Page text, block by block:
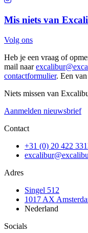
Mis niets van
Volg ons
Heb je een vraag of
mail naar
contactformulier. Een
Niets missen van
Aanmelden nieuwsbrief
Contact
+31 (0) 20 422
Adres
Singel 512
1017 AX
Nederland
Socials